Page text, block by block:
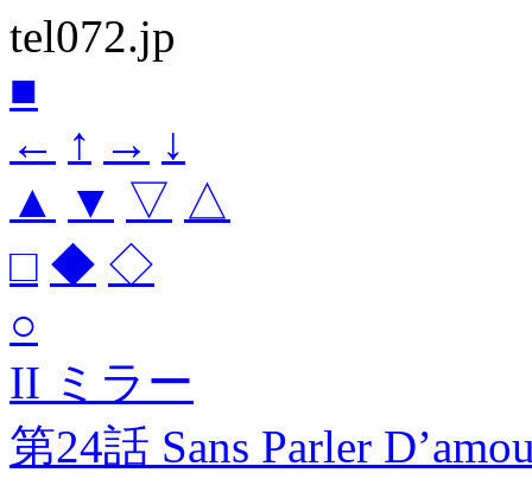
tel072.jp
■
← ↑ → ↓
▲
▼ ▽ △
□ ◆ ◇
○
II ミラー
第24話 Sans Parler